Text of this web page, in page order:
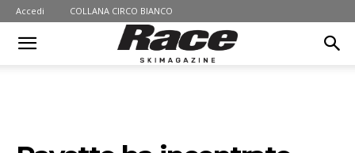
Accedi COLLANA CIRCO BIANCO